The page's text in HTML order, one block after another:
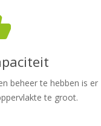
beheer te hebben is er
te groot.